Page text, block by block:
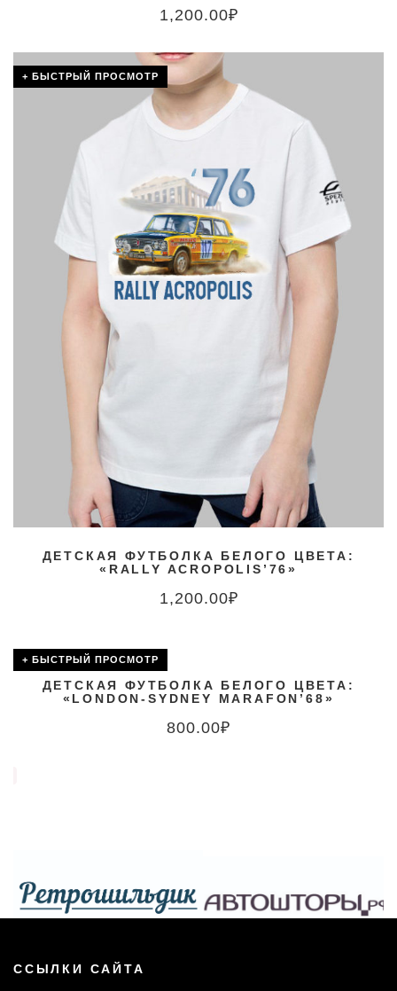
1,200.00₽
+ БЫСТРЫЙ ПРОСМОТР
ДЕТСКАЯ ФУТБОЛКА БЕЛОГО ЦВЕТА:
«RALLY ACROPOLIS’76»
1,200.00₽
+ БЫСТРЫЙ ПРОСМОТР
ДЕТСКАЯ ФУТБОЛКА БЕЛОГО ЦВЕТА:
«LONDON-SYDNEY MARAFON’68»
800.00₽
ССЫЛКИ САЙТА